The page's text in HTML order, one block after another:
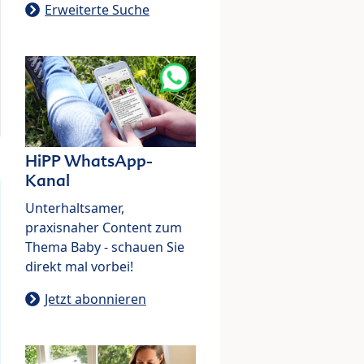
Erweiterte Suche
HiPP WhatsApp-
Kanal
Unterhaltsamer,
praxisnaher Content zum
Thema Baby - schauen Sie
direkt mal vorbei!
Jetzt abonnieren